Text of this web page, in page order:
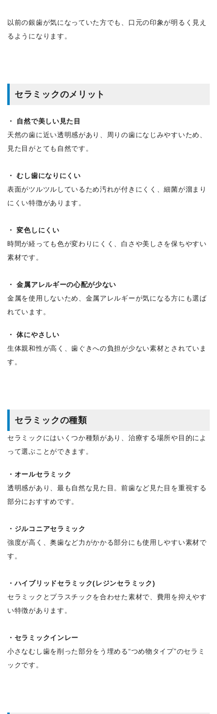
以前の銀歯が気になっていた方でも、口元の印象が明るく見え
るようになります。
セラミックのメリット
・ 自然で美しい見た目
天然の歯に近い透明感があり、周りの歯になじみやすいため、
見た目がとても自然です。
・ むし歯になりにくい
表面がツルツルしているため汚れが付きにくく、細菌が溜まり
にくい特徴があります。
・ 変色しにくい
時間が経っても色が変わりにくく、白さや美しさを保ちやすい
素材です。
・ 金属アレルギーの心配が少ない
金属を使用しないため、金属アレルギーが気になる方にも選ば
れています。
・ 体にやさしい
生体親和性が高く、歯ぐきへの負担が少ない素材とされていま
す。
セラミックの種類
セラミックにはいくつか種類があり、治療する場所や目的によ
って選ぶことができます。
・オールセラミック
透明感があり、最も自然な見た目。前歯など見た目を重視する
部分におすすめです。
・ジルコニアセラミック
強度が高く、奥歯など力がかかる部分にも使用しやすい素材で
す。
・ハイブリッドセラミック(レジンセラミック)
セラミックとプラスチックを合わせた素材で、費用を抑えやす
い特徴があります。
・セラミックインレー
小さなむし歯を削った部分をう埋める“つめ物タイプ”のセラミ
ックです。